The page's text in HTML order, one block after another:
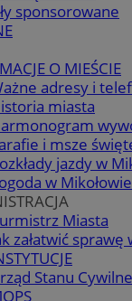
sponsorowane
O MIEŚCIE
adresy i
miasta
i msze
jazdy w
w Mikołowie
Miasta
załatwić
Stanu